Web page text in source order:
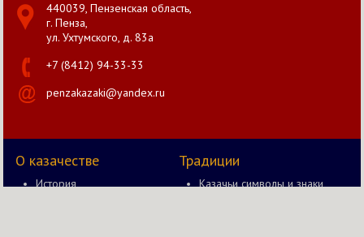
440039, Пензенская область,
г. Пенза,
ул. Ухтумского, д. 83а
+7 (8412) 94-33-33
penzakazaki@yandex.ru
О казачестве
История
Традиции
Казачьи символы и знаки